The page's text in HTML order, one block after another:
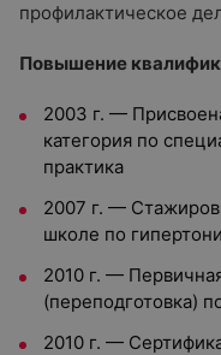
профилактическое
Повышение
2003 г. —
категория по
практика
2007 г. —
школе по
2010 г. —
(переподготовка)
2010 г. —